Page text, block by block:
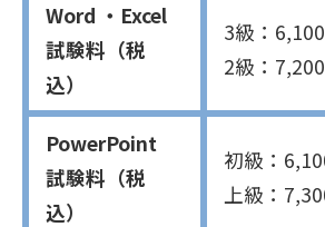
Word ・Excel
試験料（税
込）
3級：
2級：
PowerPoint
試験料（税
込）
初級：
上級：